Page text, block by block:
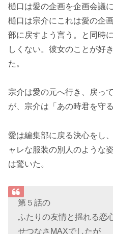
樋口は愛の企画を企画会議
樋口は宗介にこれは愛の企
部に戻すよう言う。と同時
しくない。彼女のことが好
た。
宗介は愛の元へ行き、戻っ
が、宗介は「あの時君を守
愛は編集部に戻る決心をし
ャレな服装の別人のような
は驚いた。
第５話の
ふたりの友情と揺れる恋
せつなさMAXでしたが